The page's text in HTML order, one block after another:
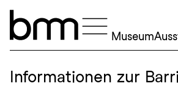
Museum
Informationen zur